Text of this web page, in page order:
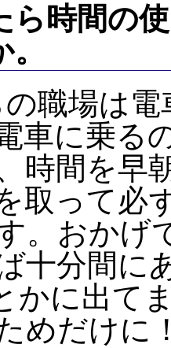
ら時間の
職場は
車に乗る
時間を早
取って必
。おかげ
十分間に
かに出て
めだけ